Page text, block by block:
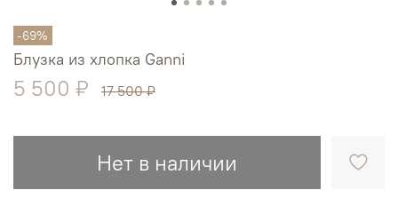
-69%
Блузка из хлопка Ganni
5 500 ₽ 17 500 ₽
Нет в наличии